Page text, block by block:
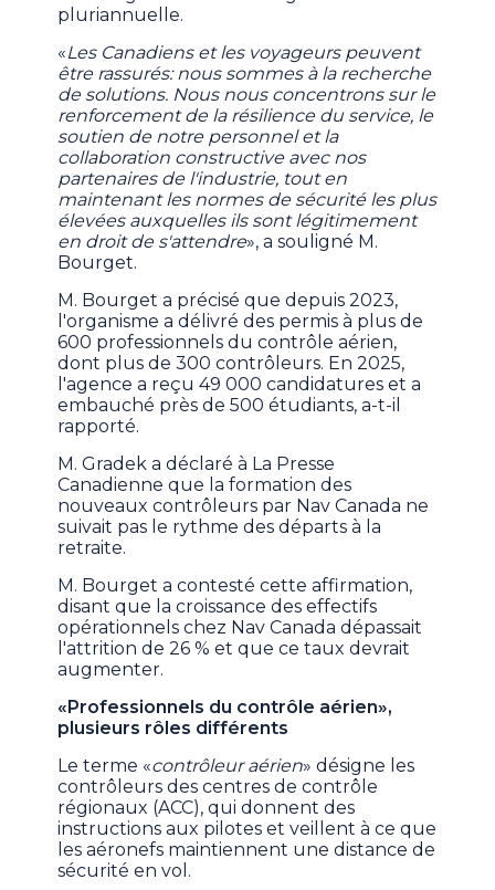
pluriannuelle.
«Les Canadiens et les voyageurs peuvent
être rassurés: nous sommes à la recherche
de solutions. Nous nous concentrons sur le
renforcement de la résilience du service, le
soutien de notre personnel et la
collaboration constructive avec nos
partenaires de l'industrie, tout en
maintenant les normes de sécurité les plus
élevées auxquelles ils sont légitimement
en droit de s'attendre», a souligné M.
Bourget.
M. Bourget a précisé que depuis 2023,
l'organisme a délivré des permis à plus de
600 professionnels du contrôle aérien,
dont plus de 300 contrôleurs. En 2025,
l'agence a reçu 49 000 candidatures et a
embauché près de 500 étudiants, a-t-il
rapporté.
M. Gradek a déclaré à La Presse
Canadienne que la formation des
nouveaux contrôleurs par Nav Canada ne
suivait pas le rythme des départs à la
retraite.
M. Bourget a contesté cette affirmation,
disant que la croissance des effectifs
opérationnels chez Nav Canada dépassait
l'attrition de 26 % et que ce taux devrait
augmenter.
«Professionnels du contrôle aérien»,
plusieurs rôles différents
Le terme «contrôleur aérien» désigne les
contrôleurs des centres de contrôle
régionaux (ACC), qui donnent des
instructions aux pilotes et veillent à ce que
les aéronefs maintiennent une distance de
sécurité en vol.